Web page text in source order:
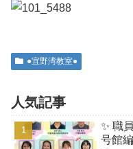
●宜野湾教室●
人気記事
✨ 職
号館